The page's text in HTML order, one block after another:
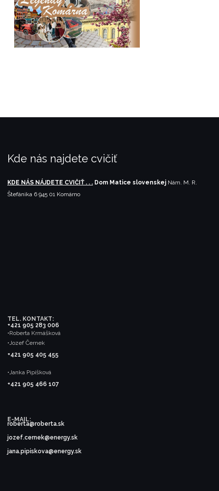
Kde nás najdete cvičiť
KDE NÁS NÁJDETE CVIČIŤ . . . Dom Matice slovenskej Nám. M. R.
Štefánika 6 945 01 Komárno
TEL. KONTAKT:
•Roberta Krmášková
+421 905 283 006
•Jozef Černek
+421 905 405 455
•Janka Pipíšková
+421 905 466 107
E-MAIL:
roberta@roberta.sk
jozef.cernek@energy.sk
jana.pipiskova@energy.sk